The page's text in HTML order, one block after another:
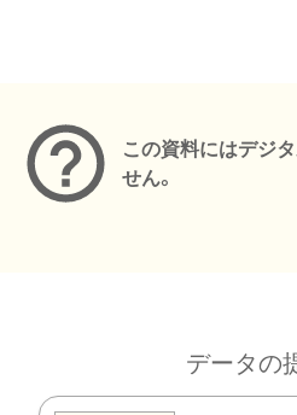
この資料にはデジ
せん。
データの